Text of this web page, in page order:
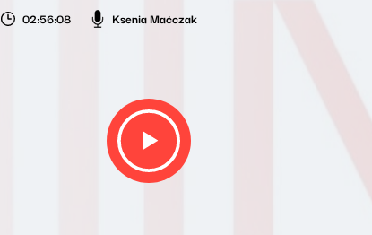
02:56:08 Ksenia Maćczak